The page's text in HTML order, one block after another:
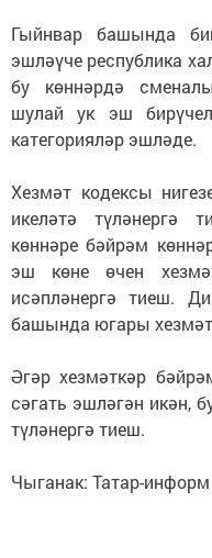
Гыйнвар башында
эшләүче республика
бу көннәрдә
шулай ук эш
категорияләр эшләде.
Хезмәт кодексы
икеләтә түләнергә
көннәре бәйрәм
эш көне өчен
исәпләнергә тиеш.
башында югары
Әгәр хезмәткәр
сәгать эшләгән икән,
түләнергә тиеш.
Чыганак: Татар-информ